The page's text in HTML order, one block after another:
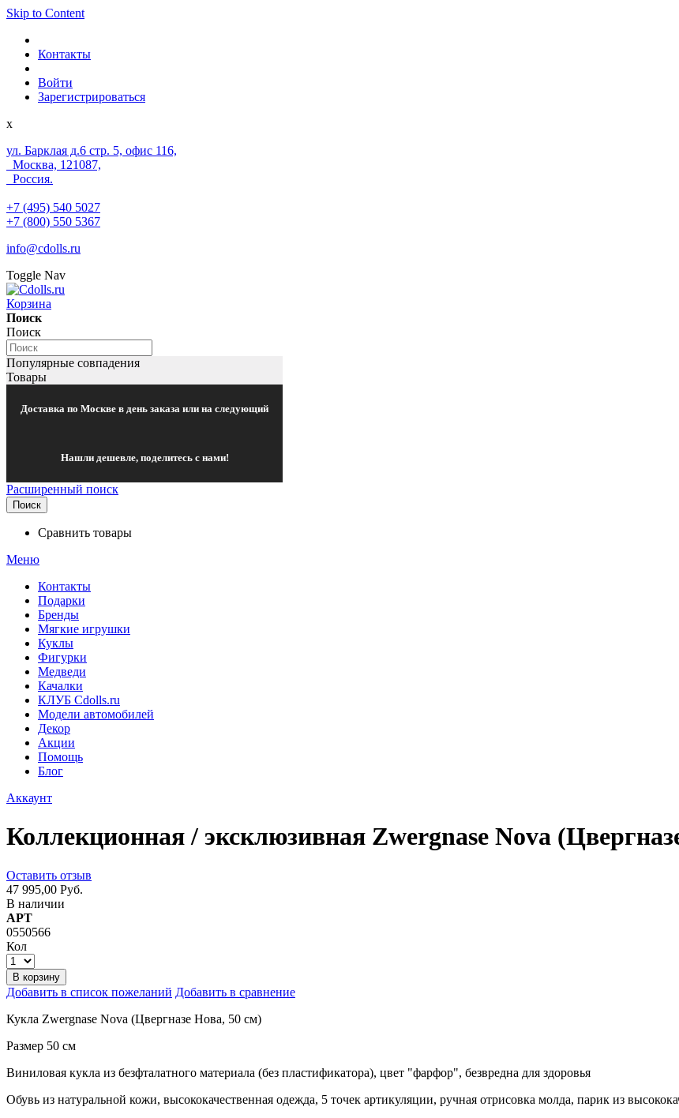
Skip to Content
Контакты
Войти
Зарегистрироваться
x
ул. Барклая д.6 стр. 5, офис 116,
Москва, 121087,
Россия.
+7 (495) 540 5027
+7 (800) 550 5367
info@cdolls.ru
Toggle Nav
Корзина
Поиск
Поиск
Популярные совпадения
Товары
Доставка по Москве в день заказа или на следующий
Нашли дешевле, поделитесь с нами!
Расширенный поиск
Поиск
Сравнить товары
Меню
Контакты
Подарки
Бренды
Мягкие игрушки
Куклы
Фигурки
Медведи
Качалки
КЛУБ Cdolls.ru
Модели автомобилей
Декор
Акции
Помощь
Блог
Аккаунт
Коллекционная / эксклюзивная Zwergnase Nova
Оставить отзыв
47 995,00 Руб.
В наличии
АРТ
0550566
Кол
В корзину
Добавить в список пожеланий Добавить в сравнение
Кукла Zwergnase Nova (Цвергназе Нова, 50 см)
Размер 50 см
Виниловая кукла из безфталатного материала (без пластификатора), цвет "фарфор", безвредна для здоровья
Обувь из натуральной кожи, высококачественная одежда, 5 точек артикуляции, ручная отрисовка молда, парик из